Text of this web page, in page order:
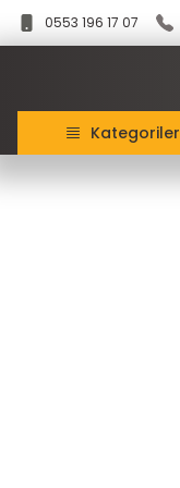
0553 196 17 07
Kategoriler